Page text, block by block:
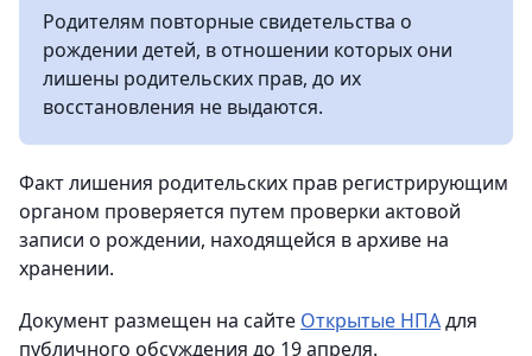
Родителям повторные свидетельства о
рождении детей, в отношении которых они
лишены родительских прав, до их
восстановления не выдаются.
Факт лишения родительских прав регистрирующим
органом проверяется путем проверки актовой
записи о рождении, находящейся в архиве на
хранении.
Документ размещен на сайте Открытые НПАдля
публичного обсуждения до 19 апреля.